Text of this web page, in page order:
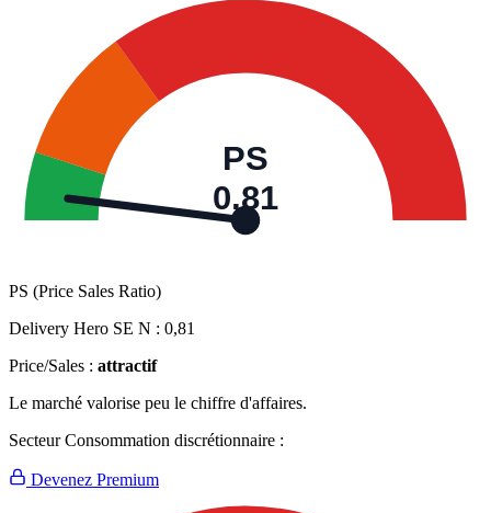
PS
0,81
PS (Price Sales Ratio)
Delivery Hero SE N : 0,81
Price/Sales : attractif
Le marché valorise peu le chiffre d'affaires.
Secteur Consommation discrétionnaire :
Devenez Premium